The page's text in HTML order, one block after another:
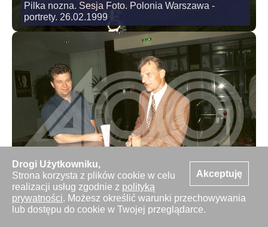
Akceptuję
Drogi Użytkowniku,
Strona korzysta z plików cookie w celu
realizacji usług zgodnie z polityką
prywatności. Możesz określić warunki przechowywania
lub dostępu do cookie w Twojej przeglądarce.
Pilka nozna. Sesja Foto. Polonia Warszawa -
portrety. 26.02.1999
Pilka nozna. Puchar Polski. Warszawa, siedziba
Canal+, losowanie 1/2 Pp. 04.05.1998